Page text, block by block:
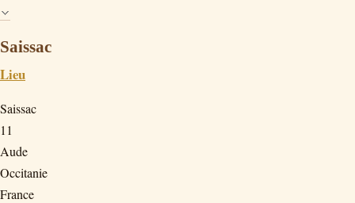
Saissac
Lieu
Saissac
11
Aude
Occitanie
France